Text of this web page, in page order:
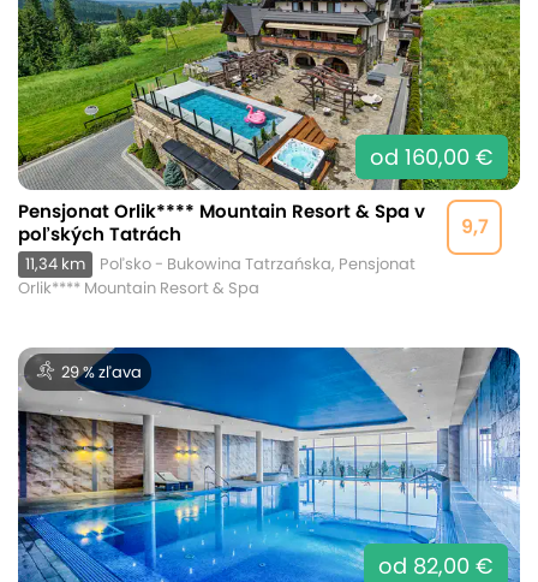
od 160,00 €
9,7
Pensjonat Orlik**** Mountain Resort & Spa v
poľských Tatrách
11,34 km
Poľsko - Bukowina Tatrzańska, Pensjonat
Orlik**** Mountain Resort & Spa
29 % zľava
od 82,00 €